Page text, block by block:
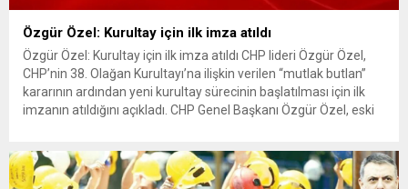
Özgür Özel: Kurultay için ilk imza atıldı
Özgür Özel: Kurultay için ilk imza atıldı CHP lideri Özgür Özel,
CHP’nin 38. Olağan Kurultayı’na ilişkin verilen “mutlak butlan”
kararının ardından yeni kurultay sürecinin başlatılması için ilk
imzanın atıldığını açıkladı. CHP Genel Başkanı Özgür Özel, eski